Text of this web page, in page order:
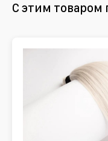
С этим товаром